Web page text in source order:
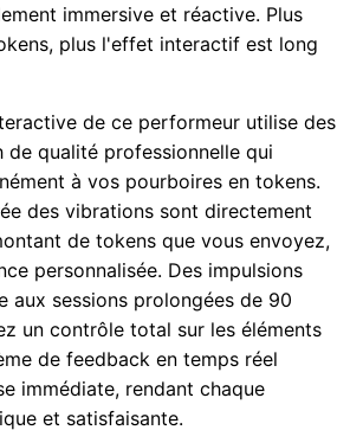
immersive et réactive. Plus
plus l'effet interactif est long
de ce performeur utilise des
de qualité professionnelle qui
à vos pourboires en tokens.
des vibrations sont directement
de tokens que vous envoyez,
personnalisée. Des impulsions
aux sessions prolongées de 90
un contrôle total sur les éléments
de feedback en temps réel
immédiate, rendant chaque
et satisfaisante.